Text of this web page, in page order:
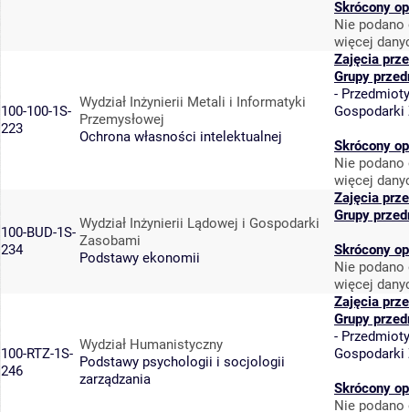
Skrócony
Nie
więcej
100-100-1S-
223
Wydział Inżynierii Metali i Informatyki
Przemysłowej
Ochrona własności intelektualnej
Zajęcia
Grupy
-
Gospodarki
Skrócony
Nie
więcej
100-BUD-1S-
234
Wydział Inżynierii Lądowej i Gospodarki
Zasobami
Podstawy ekonomii
Zajęcia
Grupy
Skrócony
Nie
więcej
100-RTZ-1S-
246
Wydział Humanistyczny
Podstawy psychologii i socjologii
zarządzania
Zajęcia
Grupy
-
Gospodarki
Skrócony
Nie